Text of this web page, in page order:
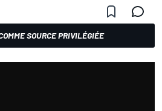
SOURCE PRIVILÉGIÉE